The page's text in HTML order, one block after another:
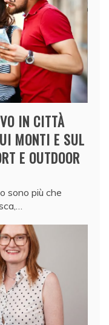
IN CITTÀ
MONTI E SUL
E OUTDOOR
sono più che